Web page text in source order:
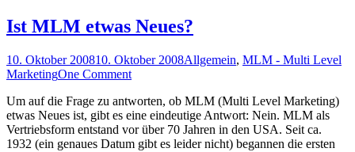
Ist MLM etwas Neues?
10. Oktober 200810. Oktober 2008Allgemein, MLM - Multi Level
MarketingOne Comment
Um auf die Frage zu antworten, ob MLM (Multi Level Marketing)
etwas Neues ist, gibt es eine eindeutige Antwort: Nein. MLM als
Vertriebsform entstand vor über 70 Jahren in den USA. Seit ca.
1932 (ein genaues Datum gibt es leider nicht) begannen die ersten